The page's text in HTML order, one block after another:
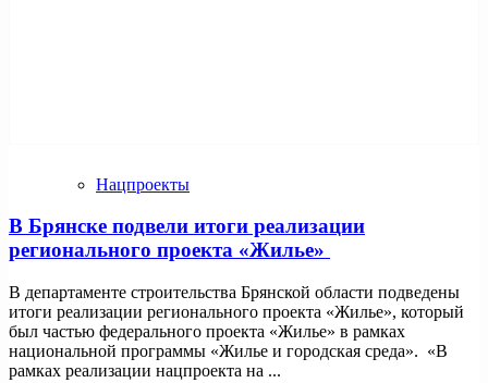
Нацпроекты
В Брянске подвели итоги реализации
регионального проекта «Жилье»
В департаменте строительства Брянской области подведены
итоги реализации регионального проекта «Жилье», который
был частью федерального проекта «Жилье» в рамках
национальной программы «Жилье и городская среда». «В
рамках реализации нацпроекта на ...